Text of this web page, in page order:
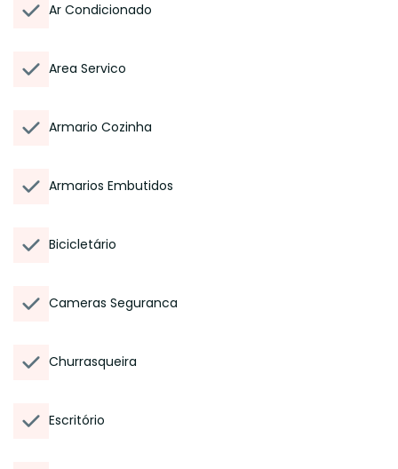
Ar Condicionado
Area Servico
Armario Cozinha
Armarios Embutidos
Bicicletário
Cameras Seguranca
Churrasqueira
Escritório